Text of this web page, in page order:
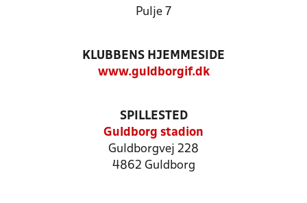
Pulje 7
KLUBBENS HJEMMESIDE
www.guldborgif.dk
SPILLESTED
Guldborg stadion
Guldborgvej 228
4862 Guldborg